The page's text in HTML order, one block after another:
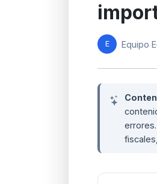
E Equipo